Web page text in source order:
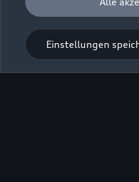
Einstellungen